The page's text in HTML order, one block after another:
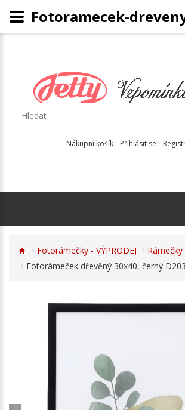
Nákupní košík Přihlásit se
Fotorámečky - VÝPRODEJ
Fotorámeček dřevěný 30x40, černý